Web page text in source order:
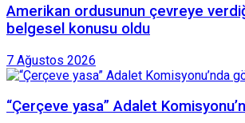
Amerikan ordusunun çevreye
belgesel konusu oldu
7 Ağustos 2026
“Çerçeve yasa” Adalet